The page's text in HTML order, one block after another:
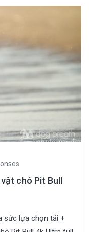
chó Pit Bull
sức lựa chọn tải +